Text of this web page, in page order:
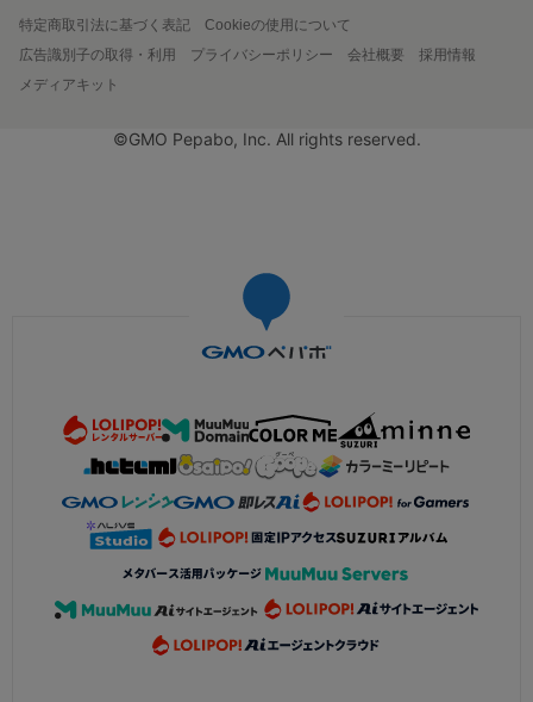
特定商取引法に基づく表記
Cookieの使用について
広告識別子の取得・利用
プライバシーポリシー 会社概要
採用情報
メディアキット
©GMO Pepabo, Inc. All rights reserved.